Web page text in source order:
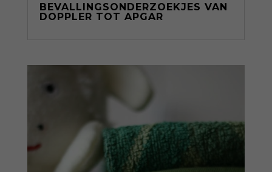
BEVALLINGSONDERZOEKJES VAN
DOPPLER TOT APGAR